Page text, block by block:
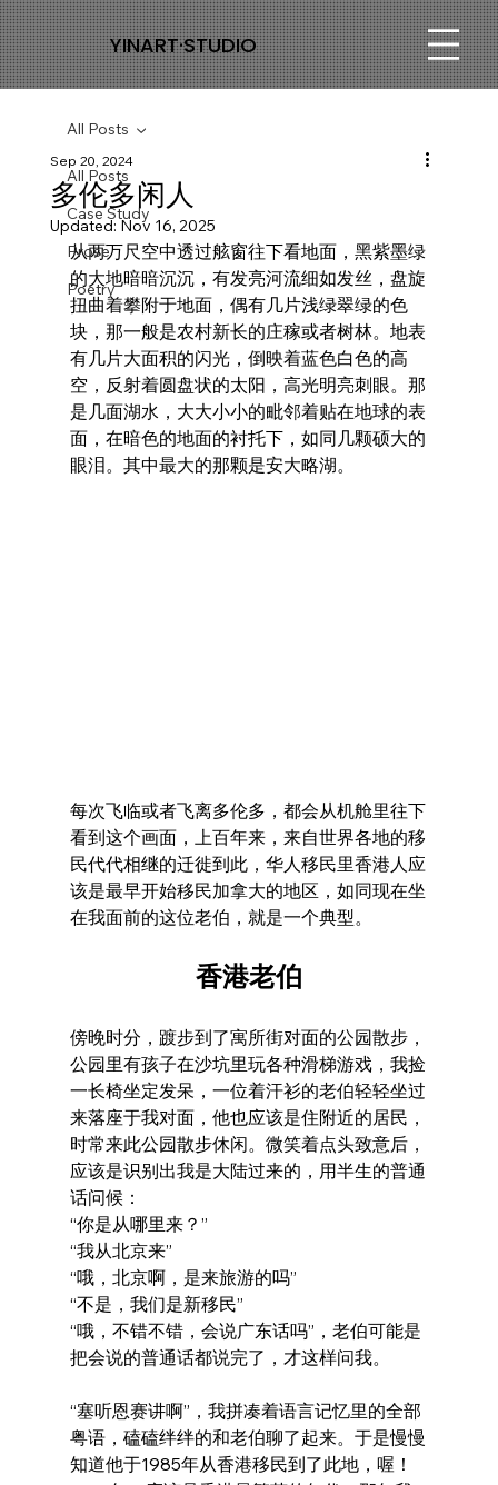
YINART·STUDIO
All Posts
Case Study
Prose
Poetry
All Posts
多伦多闲人
Sep 20, 2024
Updated:Nov 16, 2025
从两万尺空中透过舷窗往下看地面，黑紫墨绿
的大地暗暗沉沉，有发亮河流细如发丝，盘旋
扭曲着攀附于地面，偶有几片浅绿翠绿的色
块，那一般是农村新长的庄稼或者树林。地表
有几片大面积的闪光，倒映着蓝色白色的高
空，反射着圆盘状的太阳，高光明亮刺眼。那
是几面湖水，大大小小的毗邻着贴在地球的表
面，在暗色的地面的衬托下，如同几颗硕大的
眼泪。其中最大的那颗是安大略湖。
每次飞临或者飞离多伦多，都会从机舱里往下
看到这个画面，上百年来，来自世界各地的移
民代代相继的迁徙到此，华人移民里香港人应
该是最早开始移民加拿大的地区，如同现在坐
在我面前的这位老伯，就是一个典型。
香港老伯
傍晚时分，踱步到了寓所街对面的公园散步，
公园里有孩子在沙坑里玩各种滑梯游戏，我捡
一长椅坐定发呆，一位着汗衫的老伯轻轻坐过
来落座于我对面，他也应该是住附近的居民，
时常来此公园散步休闲。微笑着点头致意后，
应该是识别出我是大陆过来的，用半生的普通
话问候：
“你是从哪里来？”
“我从北京来”
“哦，北京啊，是来旅游的吗”
“不是，我们是新移民”
“哦，不错不错，会说广东话吗”，老伯可能是
把会说的普通话都说完了，才这样问我。
“塞听恩赛讲啊”，我拼凑着语言记忆里的全部
粤语，磕磕绊绊的和老伯聊了起来。于是慢慢
知道他于1985年从香港移民到了此地，喔！